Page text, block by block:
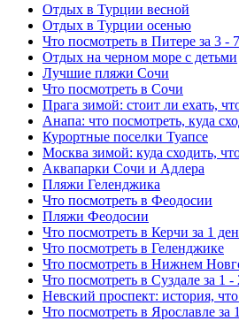
Отдых в Турции весной
Отдых в Турции осенью
Что посмотреть в Питере за 3 -
Отдых на черном море с детьми
Лучшие пляжи Сочи
Что посмотреть в Сочи
Прага зимой: стоит ли ехать,
Анапа: что посмотреть, куда
Курортные поселки Туапсе
Москва зимой: куда сходить,
Аквапарки Сочи и Адлера
Пляжи Геленджика
Что посмотреть в Феодосии
Пляжи Феодосии
Что посмотреть в Керчи за 1
Что посмотреть в Геленджике
Что посмотреть в Нижнем
Что посмотреть в Суздале за 1 -
Невский проспект: история,
Что посмотреть в Ярославле за